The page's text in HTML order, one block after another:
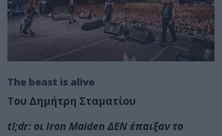
The beast is alive
Του Δημήτρη Σταματίου
tl;dr: οι Iron Maiden ΔΕΝ έπαιξαν το